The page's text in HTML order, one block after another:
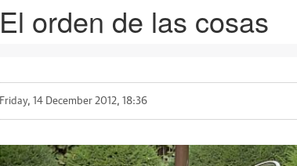
El orden de las cosas
Friday, 14 December 2012, 18:36